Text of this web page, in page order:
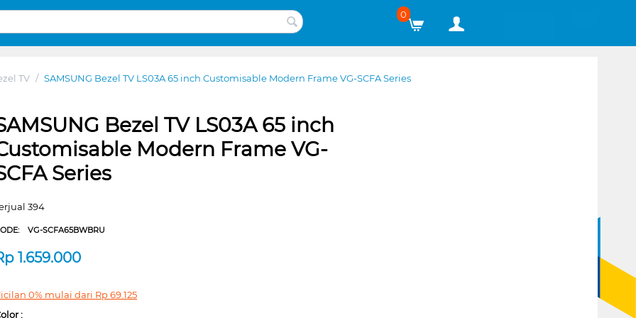
0
TV / SAMSUNG Bezel TV LS03A 65 inch Customisable Modern Frame VG-SCFA Series
Bezel TV LS03A 65 inch
Modern Frame VG-
Series
394
VG-SCFA65BWBRU
1.659.000
0% mulai dari Rp69.125
: